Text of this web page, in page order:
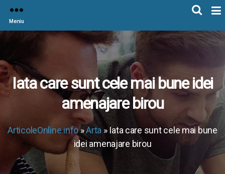
Meniu
Iata care sunt cele mai bune idei
amenajare birou
ArticoleOnline.info»Arta » Iata care sunt cele mai bune
idei amenajare birou